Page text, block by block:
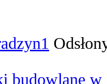
budowlane